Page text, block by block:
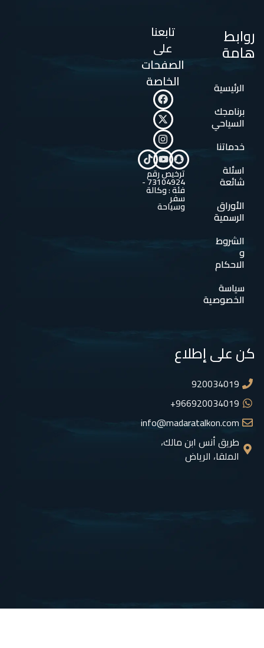
روابط
هامة
الرئيسية
برنامجك
السياحي
خدماتنا
اسئلة
شائعة
الأوراق
الرسمية
الشروط
و
الاحكام
سياسة
الخصوصية
تابعنا
على
الصفحات
الخاصة
ترخيص رقم
73104924 -
فئة : وكالة
سفر
وسياحة
كن على إطلاع
920034019
966920034019+
info@madaratalkon.com
طريق أنس ابن مالك،
الملقا، الرياض